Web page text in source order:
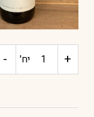
+ כמות יח' -